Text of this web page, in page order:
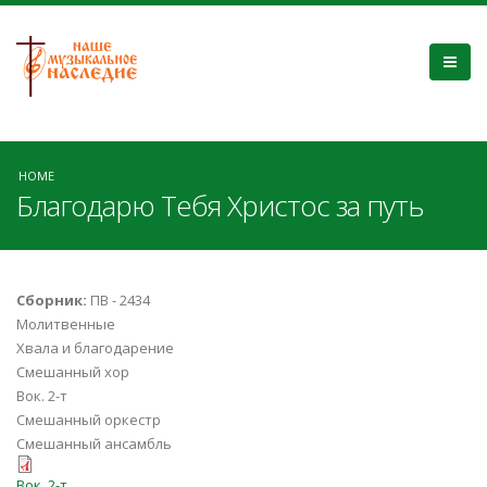
HOME
Благодарю Тебя Христос за путь
Сборник: ПВ - 2434
Молитвенные
Хвала и благодарение
Смешанный хор
Вок. 2-т
Смешанный оркестр
Смешанный ансамбль
blagodaryu_T_H-voc.pdf